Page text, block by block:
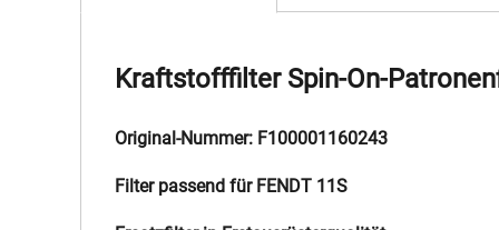
Kraftstofffilter Spin-On-
Original-Nummer: F100001160243
Filter passend für FENDT 11S